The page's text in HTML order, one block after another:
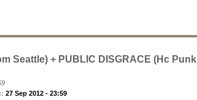
Seattle) + PUBLIC DISGRACE (hc Punk
27 Sep 2012 - 23:59